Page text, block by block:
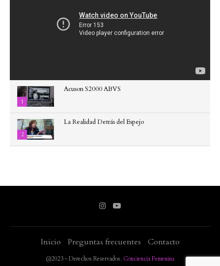
1
Acuson S2000 ABVS
2
La Realidad Detrás del Espejo
Inicio Preguntas frecuentes Contacto
@2023 - Derechos Reservados. Conciencia Femenina